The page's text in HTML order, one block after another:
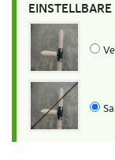
EINSTELLBARE